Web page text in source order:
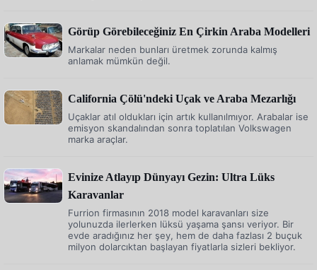
Görüp Görebileceğiniz En Çirkin Araba Modelleri
Markalar neden bunları üretmek zorunda kalmış
anlamak mümkün değil.
California Çölü'ndeki Uçak ve Araba Mezarlığı
Uçaklar atıl oldukları için artık kullanılmıyor. Arabalar ise
emisyon skandalından sonra toplatılan Volkswagen
marka araçlar.
Evinize Atlayıp Dünyayı Gezin: Ultra Lüks
Karavanlar
Furrion firmasının 2018 model karavanları size
yolunuzda ilerlerken lüksü yaşama şansı veriyor. Bir
evde aradığınız her şey, hem de daha fazlası 2 buçuk
milyon dolarcıktan başlayan fiyatlarla sizleri bekliyor.